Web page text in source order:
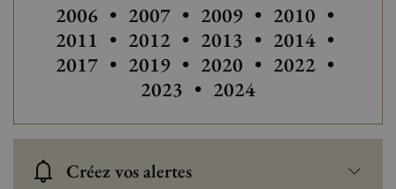
Autres millésimes de Clos des Fées
2006 • Autres millésimes de Clos des
2007 • Autres millésimes de
2009 • Autres
2010 •
2011 • Autres millésimes de Clos des
2012 • Autres millésimes de
2013 • Autres
2014 •
2017 • 2019 • 2020 • 2022 •
2023 • 2024
Créez vos alertes